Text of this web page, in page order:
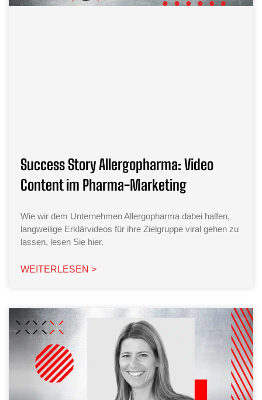
Success Story Allergopharma: Video
Content im Pharma-Marketing
Wie wir dem Unternehmen Allergopharma dabei halfen,
langweilige Erklärvideos für ihre Zielgruppe viral gehen zu
lassen, lesen Sie hier.
WEITERLESEN >